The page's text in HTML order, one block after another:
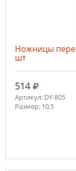
Ножницы
шт
514 руб.
Артикул: DY-805
Размер: 10,5